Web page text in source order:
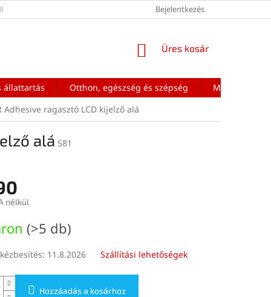
FELTÉTELEI Bejelentkezés
KOSÁR
Üres kosár
állattartás Otthon, egészség és szépség
Mobiltelefon
Adhesive ragasztó LCD kijelző alá
alá 581
nélkül
(>5 db)
11.8.2026 Szállítási lehetőségek
Hozzáadás a kosárhoz